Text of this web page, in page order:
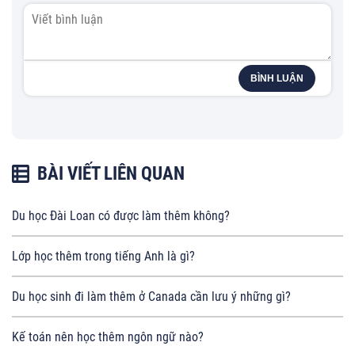
BÌNH LUẬN
BÀI VIẾT LIÊN QUAN
Du học Đài Loan có được làm thêm không?
Lớp học thêm trong tiếng Anh là gì?
Du học sinh đi làm thêm ở Canada cần lưu ý những gì?
Kế toán nên học thêm ngôn ngữ nào?